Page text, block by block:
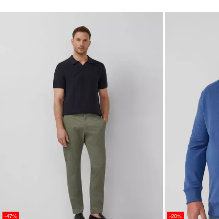
-47% -20%